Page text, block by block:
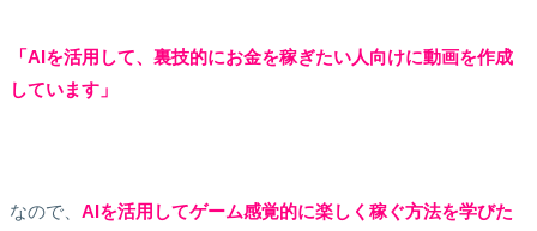
「AIを活用して、裏技的にお金を稼ぎたい人向けに動画を作成
しています」
なので、 AIを活用してゲーム感覚的に楽しく稼ぐ方法を学びた